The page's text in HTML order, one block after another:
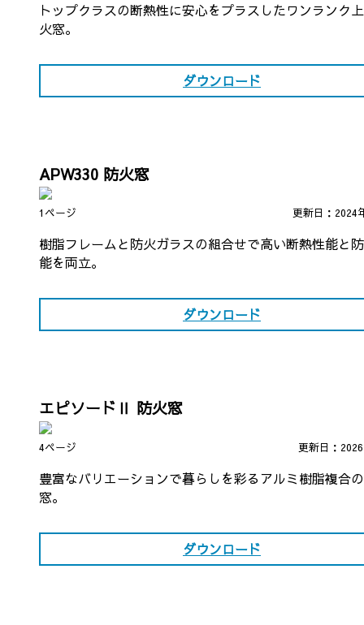
トップクラスの断熱性に安心をプラスしたワンランク
火窓。
ダウンロード
APW330 防火窓
1ページ 更新日：2024
樹脂フレームと防火ガラスの組合せで高い断熱性能と
能を両立。
ダウンロード
エピソードⅡ 防火窓
4ページ 更新日：
豊富なバリエーションで暮らしを彩るアルミ樹脂複合
窓。
ダウンロード